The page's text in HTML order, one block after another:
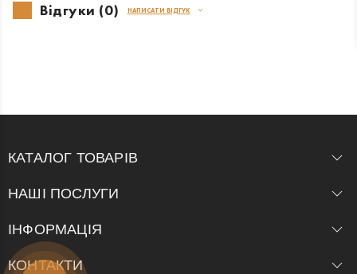
Відгуки (0) НАПИСАТИ ВІДГУК
КАТАЛОГ ТОВАРІВ
НАШІ ПОСЛУГИ
ІНФОРМАЦІЯ
КОНТАКТИ